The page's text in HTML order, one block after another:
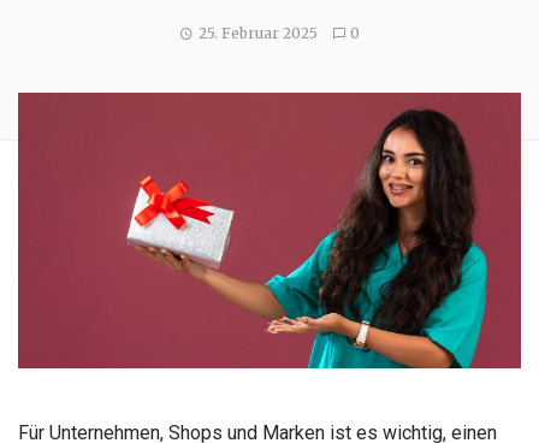
25. Februar 2025 0
Für Unternehmen, Shops und Marken ist es wichtig, einen